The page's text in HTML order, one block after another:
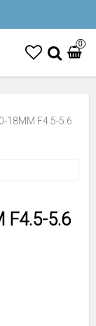
0
18MM F4.5-5.6
F4.5-5.6